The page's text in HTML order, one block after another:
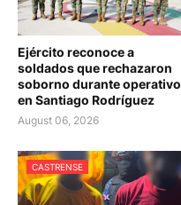
Ejército reconoce a
soldados que rechazaron
soborno durante operativo
en Santiago Rodríguez
August 06, 2026
CASTRENSE